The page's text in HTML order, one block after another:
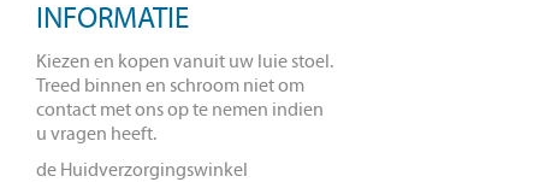
INFORMATIE
Kiezen en kopen vanuit uw luie stoel.
Treed binnen en schroom niet om
contact met ons op te nemen indien
u vragen heeft.
de Huidverzorgingswinkel